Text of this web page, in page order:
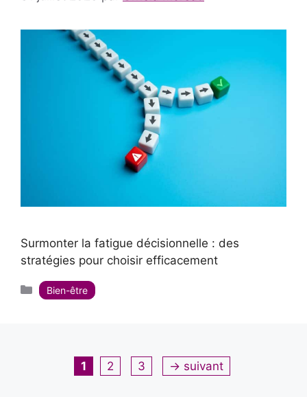
Surmonter la fatigue décisionnelle : des
stratégies pour choisir efficacement
Catégories
Bien-être
Page
1 Page
2 Page
3 → suivant